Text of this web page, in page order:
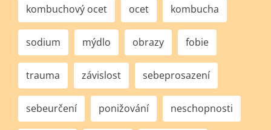
kombuchový ocet ocet kombucha
sodium mýdlo obrazy fobie
trauma závislost sebeprosazení
sebeurčení ponižování neschopnosti